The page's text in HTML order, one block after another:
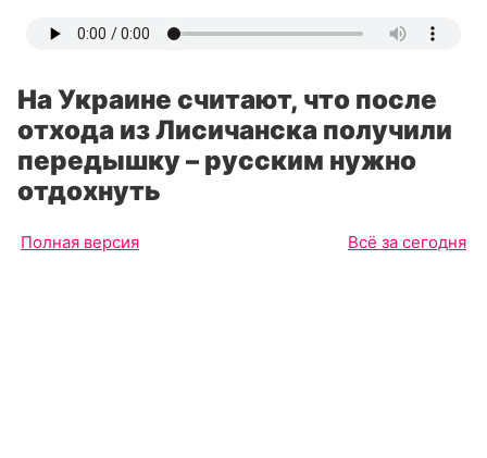
На Украине считают, что после
отхода из Лисичанска получили
передышку – русским нужно
отдохнуть
Полная версия Всё за сегодня